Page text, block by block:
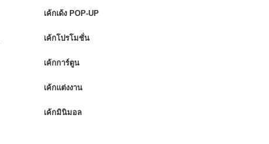
เค้กเด้ง POP-UP
เค้กโปรโมชั่น
เค้กการ์ตูน
เค้กแต่งงาน
เค้กมินิมอล